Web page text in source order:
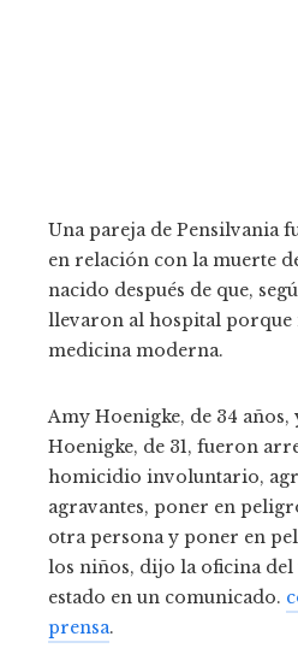
Una pareja de Pensilvania
en relación con la muerte
nacido después de que,
llevaron al hospital porque
medicina moderna.
Amy Hoenigke, de 34 años,
Hoenigke, de 31, fueron
homicidio involuntario,
agravantes, poner en
otra persona y poner en
los niños, dijo la oficina del
estado en un comunicado.
prensa.